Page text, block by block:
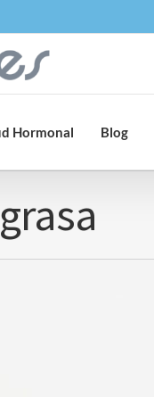
Hormonal Blog